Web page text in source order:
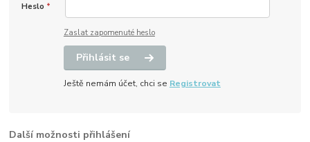
Heslo *
Zaslat zapomenuté heslo
Přihlásit se
Ještě nemám účet, chci se Registrovat
Další možnosti přihlášení